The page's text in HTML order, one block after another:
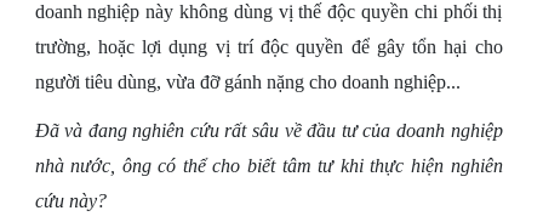
doanh nghiệp này không dùng vị thế độc quyền chi phối thị
trường, hoặc lợi dụng vị trí độc quyền để gây tổn hại cho
người tiêu dùng, vừa đỡ gánh nặng cho doanh nghiệp...
Đã và đang nghiên cứu rất sâu về đầu tư của doanh nghiệp
nhà nước, ông có thể cho biết tâm tư khi thực hiện nghiên
cứu này?